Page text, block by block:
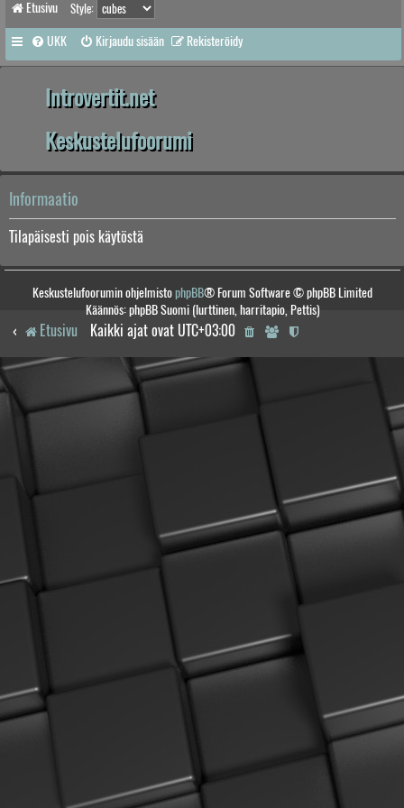
Etusivu Style:
UKK Kirjaudu sisään Rekisteröidy
Introvertit.net
Keskustelufoorumi
Informaatio
Tilapäisesti pois käytöstä
Keskustelufoorumin ohjelmistophpBB® Forum Software © phpBB Limited
Käännös: phpBB Suomi (lurttinen, harritapio, Pettis)
Etusivu Kaikki ajat ovat UTC+03:00